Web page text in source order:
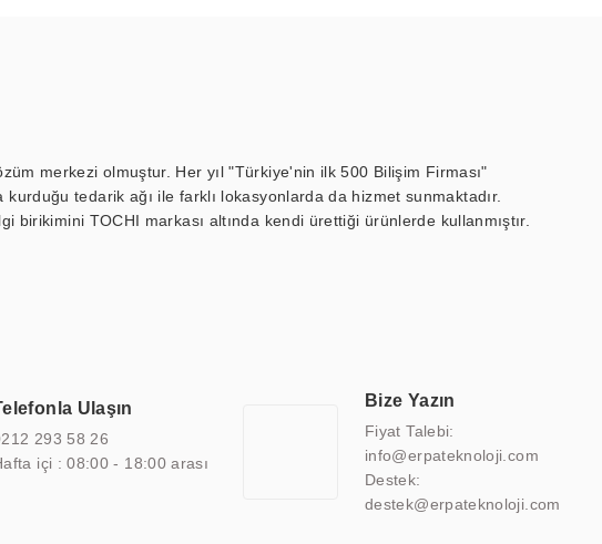
merkezi olmuştur. Her yıl "Türkiye'nin ilk 500 Bilişim Firması"
tedarik ağı ile farklı lokasyonlarda da hizmet sunmaktadır.
TOCHI markası altında kendi ürettiği ürünlerde kullanmıştır.
bağlı bir şekilde hareket etmektedir. Kaliteli ekipmanı, uzman kadroları,
katkı sağlamaktadır.
Ulaşın
293 58 26
içi : 08:00 - 18:00 arası
Bize Yazın
Fiyat Talebi:
info@erpateknoloji.com
Destek:
destek@erpateknoloji.com